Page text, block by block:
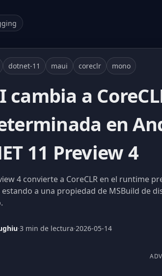
dotnet-11 maui coreclr mono
cambia a
en
11 Preview 4
4 convierte a CoreCLR en el runtime
a una propiedad de MSBuild de
·3 min de lectura·2026-05-14